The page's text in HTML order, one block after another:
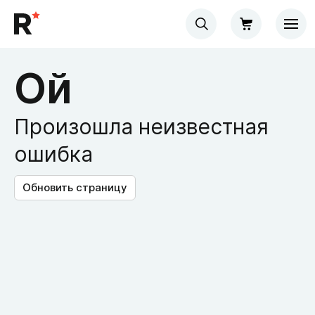
Ой
Произошла неизвестная
ошибка
Обновить страницу